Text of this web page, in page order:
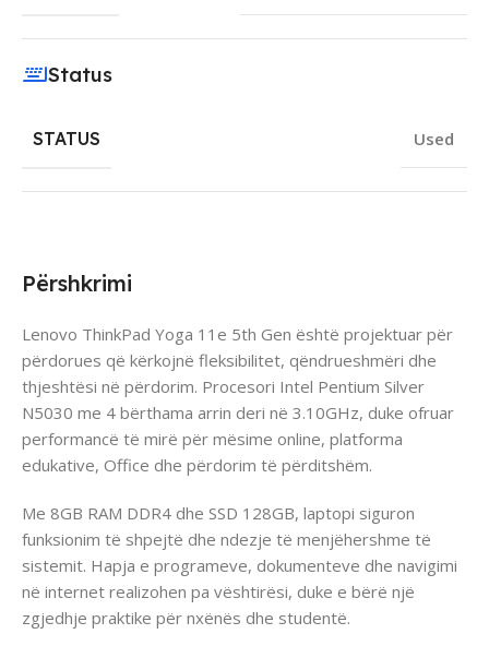
Përshkrimi
Lenovo ThinkPad Yoga 11e 5th Gen është projektuar për
përdorues që kërkojnë fleksibilitet, qëndrueshmëri dhe
thjeshtësi në përdorim. Procesori Intel Pentium Silver
N5030 me 4 bërthama arrin deri në 3.10GHz, duke ofruar
performancë të mirë për mësime online, platforma
edukative, Office dhe përdorim të përditshëm.
Me 8GB RAM DDR4 dhe SSD 128GB, laptopi siguron
funksionim të shpejtë dhe ndezje të menjëhershme të
sistemit. Hapja e programeve, dokumenteve dhe navigimi
në internet realizohen pa vështirësi, duke e bërë një
zgjedhje praktike për nxënës dhe studentë.
Status
STATUS Used